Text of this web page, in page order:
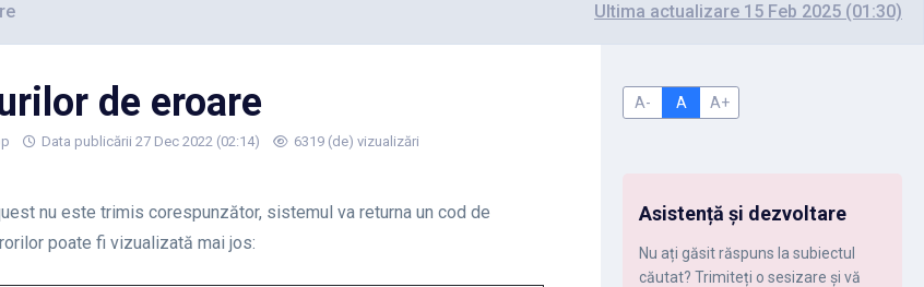
Ultima actualizare 15 Feb 2025 (01:30)
de eroare
Data publicării 27 Dec 2022 (02:14) 6319 (de) vizualizări
nu este trimis corespunzător, sistemul va returna un cod de
poate fi vizualizată mai jos:
A- A A+
Asistență și dezvoltare
Nu ați găsit răspuns la subiectul
căutat? Trimiteți o sesizare și vă